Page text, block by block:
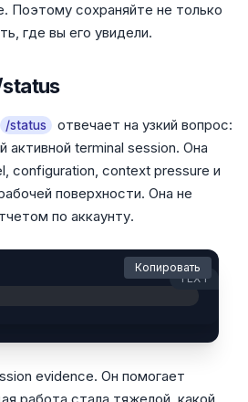
Поэтому сохраняйте не только
где вы его увидели.
status
/status
отвечает на узкий вопрос:
активной terminal session. Она
configuration, context pressure и
поверхности. Она не
по аккаунту.
TEXT
Копировать
evidence. Он помогает